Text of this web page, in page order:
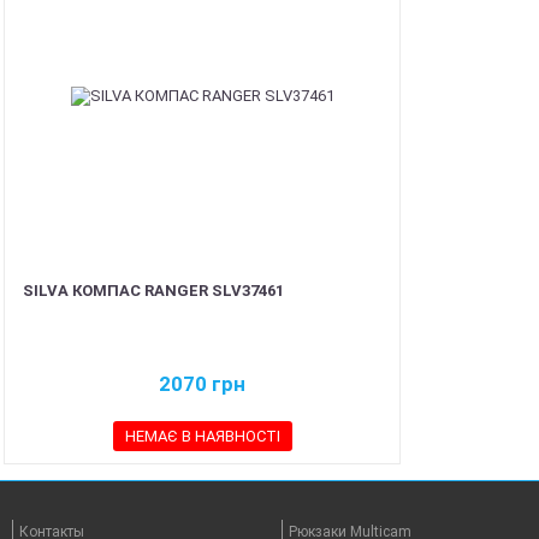
SILVA КОМПАС RANGER SLV37461
2070 грн
НЕМАЄ В НАЯВНОСТІ
Контакты Рюкзаки Multicam